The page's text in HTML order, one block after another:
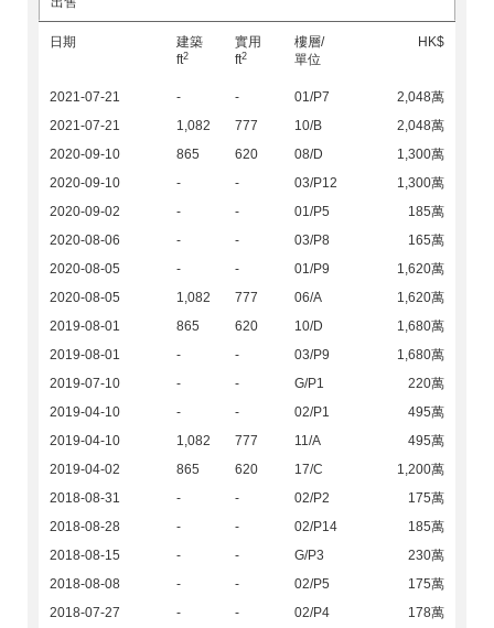
日期
建築
ft2
實用
ft2
樓層/
單位
HK$
2021-07-21 - - 01/P7
2,048萬
2021-07-21
1,082 777 10/B
2,048萬
2020-09-10
865 620 08/D
1,300萬
2020-09-10
- - 03/P12
1,300萬
2020-09-02
- - 01/P5
185萬
2020-08-06
- - 03/P8
165萬
2020-08-05
- - 01/P9
1,620萬
2020-08-05
1,082 777 06/A
1,620萬
2019-08-01
865 620 10/D
1,680萬
2019-08-01
- - 03/P9
1,680萬
2019-07-10
- - G/P1
220萬
2019-04-10
- - 02/P1
495萬
2019-04-10
1,082 777 11/A
495萬
2019-04-02
865 620 17/C
1,200萬
2018-08-31
- - 02/P2
175萬
2018-08-28
- - 02/P14
185萬
2018-08-15
- - G/P3
230萬
2018-08-08
- - 02/P5
175萬
2018-07-27
- - 02/P4 178萬